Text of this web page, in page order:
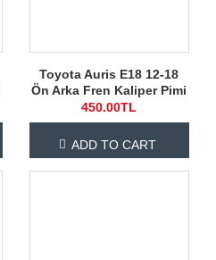
Toyota Auris E18 12-18
Ön Arka Fren Kaliper Pimi
450.00TL
ADD TO CART